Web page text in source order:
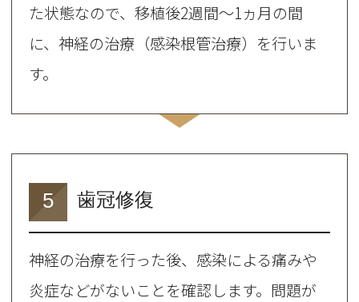
た状態なので、移植後2週間〜1ヵ月の間
に、神経の治療（感染根管治療）を行いま
す。
5 歯冠修復
神経の治療を行った後、感染による痛みや
炎症などがないことを確認します。問題が